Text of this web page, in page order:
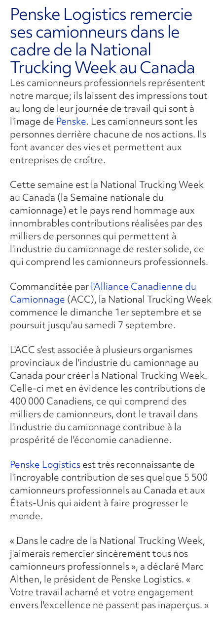
Penske Logistics remercie
ses camionneurs dans le
cadre de la National
Trucking Week au Canada
Les camionneurs professionnels représentent
notre marque; ils laissent des impressions tout
au long de leur journée de travail qui sont à
l'image de Penske. Les camionneurs sont les
personnes derrière chacune de nos actions. Ils
font avancer des vies et permettent aux
entreprises de croître.
Cette semaine est la National Trucking Week
au Canada (la Semaine nationale du
camionnage) et le pays rend hommage aux
innombrables contributions réalisées par des
milliers de personnes qui permettent à
l'industrie du camionnage de rester solide, ce
qui comprend les camionneurs professionnels.
Commanditée parl'Alliance Canadienne du
Camionnage (ACC), la National Trucking Week
commence le dimanche 1er septembre et se
poursuit jusqu'au samedi 7 septembre.
L'ACC s'est associée à plusieurs organismes
provinciaux de l'industrie du camionnage au
Canada pour créer la National Trucking Week.
Celle-ci met en évidence les contributions de
400 000 Canadiens, ce qui comprend des
milliers de camionneurs, dont le travail dans
l'industrie du camionnage contribue à la
prospérité de l'économie canadienne.
Penske Logisticsest très reconnaissante de
l'incroyable contribution de ses quelque 5 500
camionneurs professionnels au Canada et aux
États-Unis qui aident à faire progresser le
monde.
« Dans le cadre de la National Trucking Week,
j'aimerais remercier sincèrement tous nos
camionneurs professionnels », a déclaré Marc
Althen, le président de Penske Logistics. «
Votre travail acharné et votre engagement
envers l'excellence ne passent pas inaperçus. »